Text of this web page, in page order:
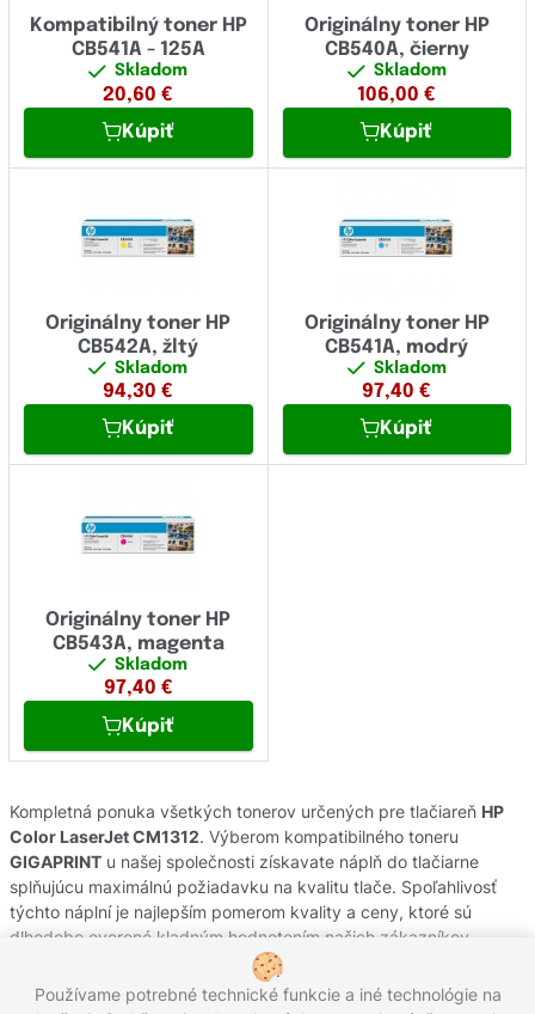
Kompatibilný toner HP
CB541A - 125A
Skladom
20,60 €
Kúpiť
Originálny toner HP
CB540A, čierny
Skladom
106,00 €
Kúpiť
Originálny toner HP
CB542A, žltý
Skladom
94,30 €
Kúpiť
Originálny toner HP
CB541A, modrý
Skladom
97,40 €
Kúpiť
Originálny toner HP
CB543A, magenta
Skladom
97,40 €
Kúpiť
Kompletná ponuka všetkých tonerov určených pre tlačiareň HP
Color LaserJet CM1312. Výberom kompatibilného toneru
GIGAPRINT u našej společnosti získavate náplň do tlačiarne
splňujúcu maximálnú požiadavku na kvalitu tlače. Spoľahlivosť
týchto náplní je najlepším pomerom kvality a ceny, ktoré sú
dlhodobo overené kladným hodnotením našich zákazníkov.
HPpochádzajú z oficiálnej
slovenskej distribúcie s garanciou pôvodu. Potrebujete poradiť s
Používame potrebné technické funkcie a iné technológie na